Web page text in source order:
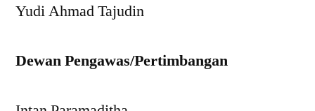
Yudi Ahmad Tajudin
Dewan Pengawas/Pertimbangan